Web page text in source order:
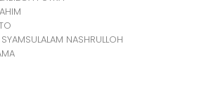
NASHRULLOH